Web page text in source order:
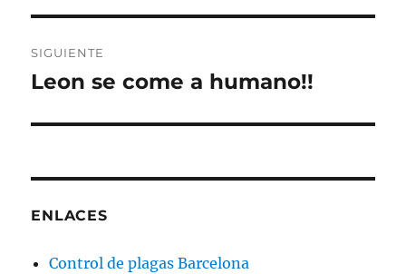
SIGUIENTE
Entrada
Leon se come a humano!!
ENLACES
Control de plagas Barcelona